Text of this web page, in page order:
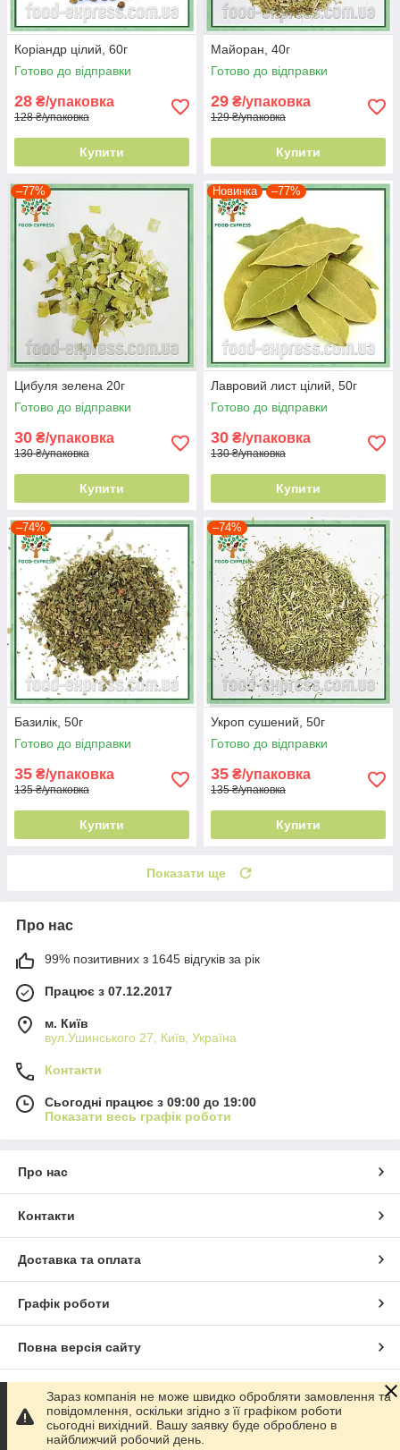
Коріандр цілий, 60г
Готово до відправки
28 ₴/упаковка
128 ₴/упаковка
Купити
Майоран, 40г
Готово до відправки
29 ₴/упаковка
129 ₴/упаковка
Купити
–77%
Цибуля зелена 20г
Готово до відправки
30 ₴/упаковка
130 ₴/упаковка
Купити
Новинка –77%
Лавровий лист цілий, 50г
Готово до відправки
30 ₴/упаковка
130 ₴/упаковка
Купити
–74%
Базилік, 50г
Готово до відправки
35 ₴/упаковка
135 ₴/упаковка
Купити
–74%
Укроп сушений, 50г
Готово до відправки
35 ₴/упаковка
135 ₴/упаковка
Купити
Показати ще
Про нас
99% позитивних з 1645 відгуків за рік
Працює з 07.12.2017
м. Київ
вул.Ушинського 27, Київ, Україна
Контакти
Сьогодні працює з 09:00 до 19:00
Показати весь графік роботи
Про нас
Контакти
Доставка та оплата
Графік роботи
Повна версія сайту
Сайт створено на маркетплейсі Prom.ua
Політика конфіденційності
Зараз компанія не може швидко обробляти замовлення та
повідомлення, оскільки згідно з її графіком роботи
сьогодні вихідний. Вашу заявку буде оброблено в
найближчий робочий день.